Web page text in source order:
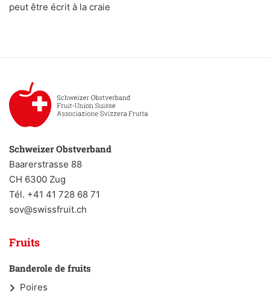
peut être écrit à la craie
Schweizer Obstverband
Baarerstrasse 88
CH 6300 Zug
Tél. +41 41 728 68 71
sov@swissfruit.ch
Fruits
Banderole de fruits
Poires